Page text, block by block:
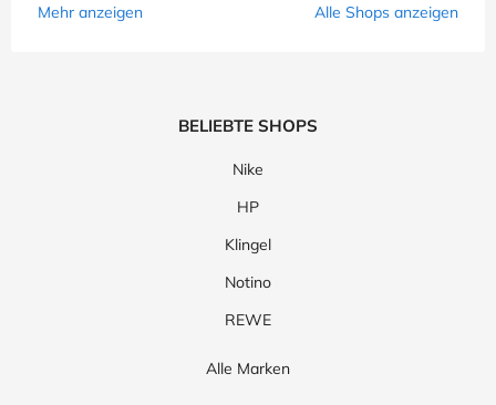
Mehr anzeigen
Alle Shops anzeigen
BELIEBTE SHOPS
Nike
HP
Klingel
Notino
REWE
Alle Marken